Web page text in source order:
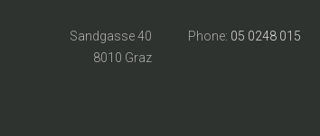
Phone: 05 0248 015
Sandgasse 40
8010 Graz